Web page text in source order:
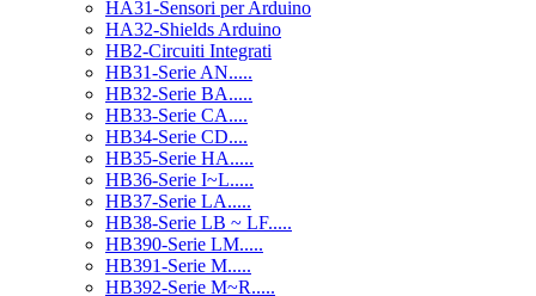
HA31-Sensori per Arduino
HA32-Shields Arduino
HB2-Circuiti Integrati
HB31-Serie AN.....
HB32-Serie BA.....
HB33-Serie CA....
HB34-Serie CD....
HB35-Serie HA.....
HB36-Serie I~L.....
HB37-Serie LA.....
HB38-Serie LB ~ LF.....
HB390-Serie LM.....
HB391-Serie M.....
HB392-Serie M~R.....